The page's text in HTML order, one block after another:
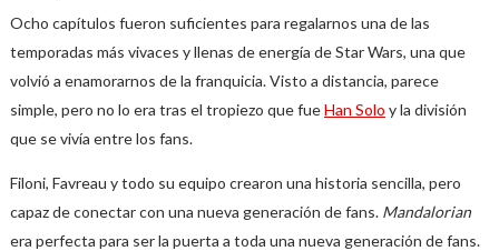
Ocho capítulos fueron suficientes para regalarnos una de las
temporadas más vivaces y llenas de energía de Star Wars, una que
volvió a enamorarnos de la franquicia. Visto a distancia, parece
simple, pero no lo era tras el tropiezo que fueHan Solo y la división
que se vivía entre los fans.
Filoni, Favreau y todo su equipo crearon una historia sencilla, pero
capaz de conectar con una nueva generación de fans. Mandalorian
era perfecta para ser la puerta a toda una nueva generación de fans.